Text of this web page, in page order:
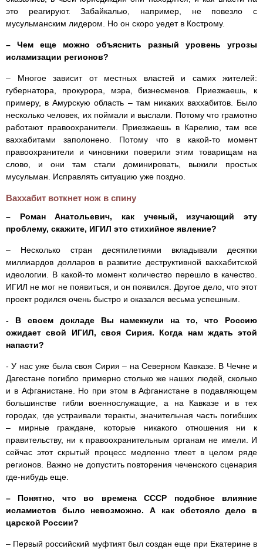
это реагируют. Забайкалью, например, не повезло с
мусульманским лидером. Но он скоро уедет в Кострому.
– Чем еще можно объяснить разный уровень угрозы
исламизации регионов?
– Многое зависит от местных властей и самих жителей:
губернатора, прокурора, мэра, бизнесменов. Приезжаешь, к
примеру, в Амурскую область – там никаких ваххабитов. Было
несколько человек, их поймали и выслали. Потому что грамотно
работают правоохранители. Приезжаешь в Карелию, там все
ваххабитами заполонено. Потому что в какой-то момент
правоохранители и чиновники поверили этим товарищам на
слово, и они там стали доминировать, выжили простых
мусульман. Исправлять ситуацию уже поздно.
Ваххабит воткнет нож в спину
– Роман Анатольевич, как ученый, изучающий эту
проблему, скажите, ИГИЛ это стихийное явление?
– Несколько стран десятилетиями вкладывали десятки
миллиардов долларов в развитие деструктивной ваххабитской
идеологии. В какой-то момент количество перешло в качество.
ИГИЛ не мог не появиться, и он появился. Другое дело, что этот
проект родился очень быстро и оказался весьма успешным.
- В своем докладе Вы намекнули на то, что Россию
ожидает свой ИГИЛ, своя Сирия. Когда нам ждать этой
напасти?
- У нас уже была своя Сирия – на Северном Кавказе. В Чечне и
Дагестане погибло примерно столько же наших людей, сколько
и в Афганистане. Но при этом в Афганистане в подавляющем
большинстве гибли военнослужащие, а на Кавказе и в тех
городах, где устраивали теракты, значительная часть погибших
– мирные граждане, которые никакого отношения ни к
правительству, ни к правоохранительным органам не имели. И
сейчас этот скрытый процесс медленно тлеет в целом ряде
регионов. Важно не допустить повторения чеченского сценария
где-нибудь еще.
– Понятно, что во времена СССР подобное влияние
исламистов было невозможно. А как обстояло дело в
царской России?
– Первый российский муфтият был создан еще при Екатерине в